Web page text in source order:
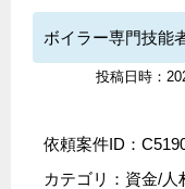
ボイラー専門技能
投稿日時：
依頼案件ID：
カテゴリ： 資金/人